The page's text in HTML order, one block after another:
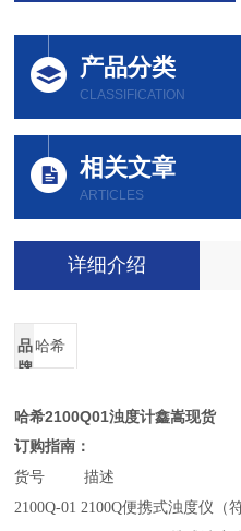
产品分类
CLASSIFICATION
相关文章
ARTICLES
详细介绍
品
牌
哈希
哈希2100Q01浊度计鑫嵩现货
订购指南：
货号 描述
2100Q-01 2100Q便携式浊度仪（